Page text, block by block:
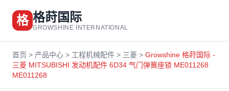
格 格莳国际
GROWSHINE INTERNATIONAL
首页 > 产品中心 > 工程机械配件 > 三菱 > Growshine 格莳国际 -
三菱 MITSUBISHI 发动机配件 6D34 气门弹簧座锁 ME011268
ME011268